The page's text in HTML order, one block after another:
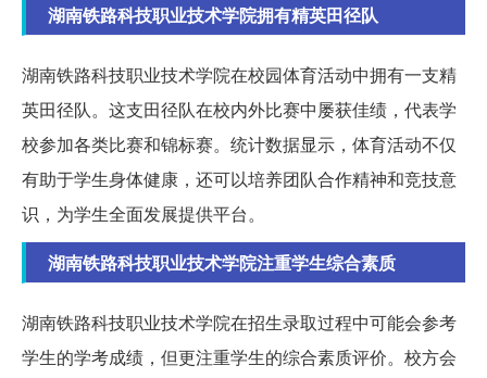
湖南铁路科技职业技术学院拥有精英田径队
湖南铁路科技职业技术学院在校园体育活动中拥有一支精
英田径队。这支田径队在校内外比赛中屡获佳绩，代表学
校参加各类比赛和锦标赛。统计数据显示，体育活动不仅
有助于学生身体健康，还可以培养团队合作精神和竞技意
识，为学生全面发展提供平台。
湖南铁路科技职业技术学院注重学生综合素质
湖南铁路科技职业技术学院在招生录取过程中可能会参考
学生的学考成绩，但更注重学生的综合素质评价。校方会